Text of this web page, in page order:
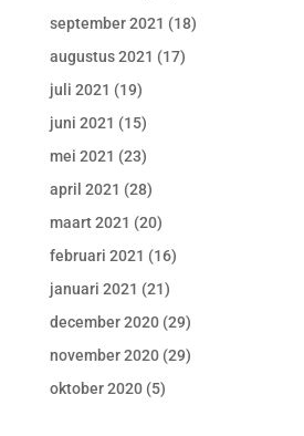
september 2021 (18)
augustus 2021 (17)
juli 2021 (19)
juni 2021 (15)
mei 2021 (23)
april 2021 (28)
maart 2021 (20)
februari 2021 (16)
januari 2021 (21)
december 2020(29)
november 2020(29)
oktober 2020(5)